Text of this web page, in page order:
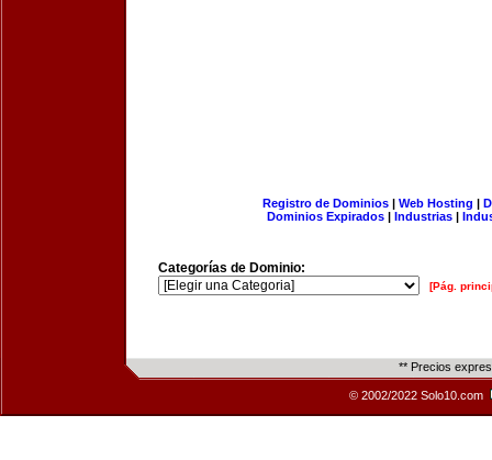
Registro de Dominios| Web Hosting |
Dominios Expirados | Industrias |
Categorías de Dominio:
[Pág.
** Precios
© 2002/2022 Solo10.com